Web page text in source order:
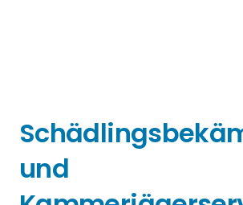
und